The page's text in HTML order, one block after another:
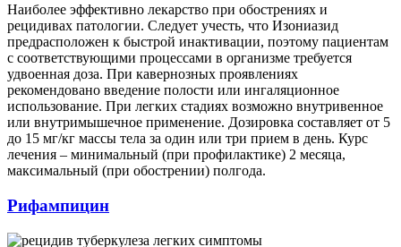
Наиболее эффективно лекарство при обострениях и
рецидивах патологии. Следует учесть, что Изониазид
предрасположен к быстрой инактивации, поэтому пациентам
с соответствующими процессами в организме требуется
удвоенная доза. При кавернозных проявлениях
рекомендовано введение полости или ингаляционное
использование. При легких стадиях возможно внутривенное
или внутримышечное применение. Дозировка составляет от 5
до 15 мг/кг массы тела за один или три прием в день. Курс
лечения – минимальный (при профилактике) 2 месяца,
максимальный (при обострении) полгода.
Рифампицин